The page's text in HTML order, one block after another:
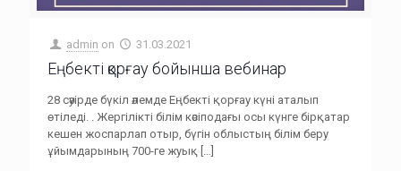
admin on 31.03.2021
Еңбекті қорғау бойынша вебинар
28 сәуірде бүкіл әлемде Еңбекті қорғау күні аталып
өтіледі. . Жергілікті білім кәсіподағы осы күнге бірқатар
кешен жоспарлап отыр, бүгін облыстың білім беру
ұйымдарының 700-ге жуық […]